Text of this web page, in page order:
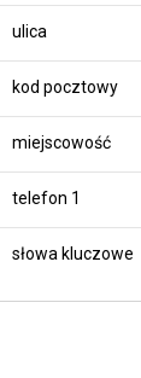
ulica
kod pocztowy
miejscowość
telefon 1
słowa kluczowe